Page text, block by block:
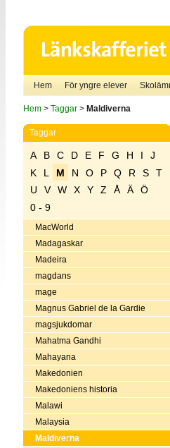
Hem För yngre elever
Hem> Taggar> Maldiverna
Taggar
A B C D E F G H I
J
K
L M N O P Q R S
T
U
V W X Y Z Å Ä
Ö
0 - 9
MacWorld
Madagaskar
Madeira
magdans
mage
Magnus Gabriel de la Gardie
magsjukdomar
Mahatma Gandhi
Mahayana
Makedonien
Makedoniens historia
Malawi
Malaysia
Maldiverna